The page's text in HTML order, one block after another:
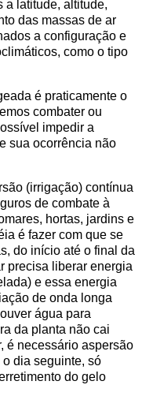
a latitude, altitude,
das massas de ar
a configuração e
como o tipo
é praticamente o
combater ou
impedir a
sua ocorrência não
(irrigação) contínua
de combate à
hortas, jardins e
é fazer com que se
do início até o final da
precisa liberar energia
e essa energia
de onda longa
água para
da planta não cai
é necessário aspersão
dia seguinte, só
do gelo